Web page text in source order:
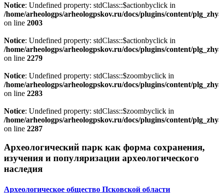
Notice: Undefined property: stdClass::$actionbyclick in
/home/arheologps/arheologpskov.ru/docs/plugins/content/
on line 2003
Notice: Undefined property: stdClass::$actionbyclick in
/home/arheologps/arheologpskov.ru/docs/plugins/content/
on line 2279
Notice: Undefined property: stdClass::$zoombyclick in
/home/arheologps/arheologpskov.ru/docs/plugins/content/
on line 2283
Notice: Undefined property: stdClass::$zoombyclick in
/home/arheologps/arheologpskov.ru/docs/plugins/content/
on line 2287
Археологический парк как форма сохранения,
изучения и популяризации археологического
наследия
Археологическое общество Псковской области